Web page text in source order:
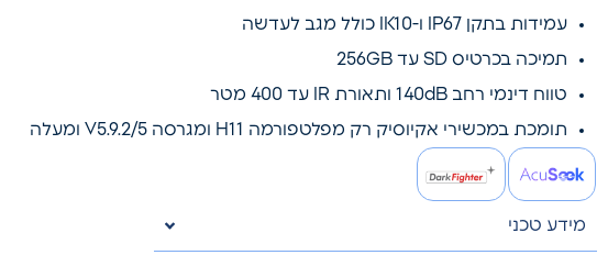
עמידות בתקן IP67 ו-IK10 כולל מגב לעדשה
תמיכה בכרטיס SD עד 256GB
טווח דינמי רחב 140dB ותאורת IR עד 400 מטר
תומכת במכשירי אקיוסיק רק מפלטפורמה H11 ומגרסה V5.9.2/5 ומעלה
מידע טכני